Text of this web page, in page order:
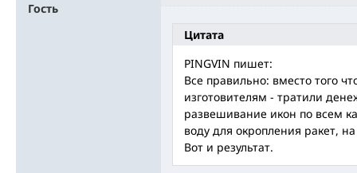
Гость
Цитата
PINGVIN пишет:
Все правильно: вместо того
изготовителям - тратили
развешивание икон по всем
воду для окропления ракет,
Вот и результат.